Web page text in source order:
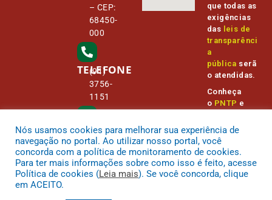
– CEP:
68450-
000
TELEFONE
(91)
3756-
1151
E-MAIL
camara@
cmmoju.p
a.gov.br
que todas as
exigências
das leis de
transparênci
a
pública serã
o atendidas.
Conheça
o PNTP e
Transparênc
ia Pública
Nós usamos cookies para melhorar sua experiência de
navegação no portal. Ao utilizar nosso portal, você
concorda com a política de monitoramento de cookies.
Para ter mais informações sobre como isso é feito, acesse
Política de cookies (Leia mais). Se você concorda, clique
em ACEITO.